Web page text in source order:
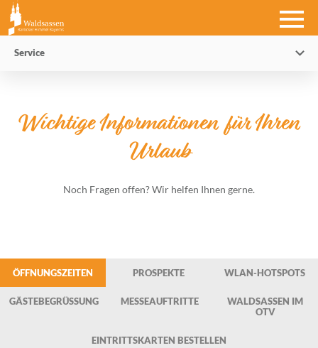
Service
Wichtige Informationen für Ihren
Urlaub
Noch Fragen offen? Wir helfen Ihnen gerne.
ÖFFNUNGSZEITEN PROSPEKTE WLAN-HOTSPOTS
GÄSTEBEGRÜSSUNG MESSEAUFTRITTE
WALDSASSEN IM
OTV
EINTRITTSKARTEN BESTELLEN